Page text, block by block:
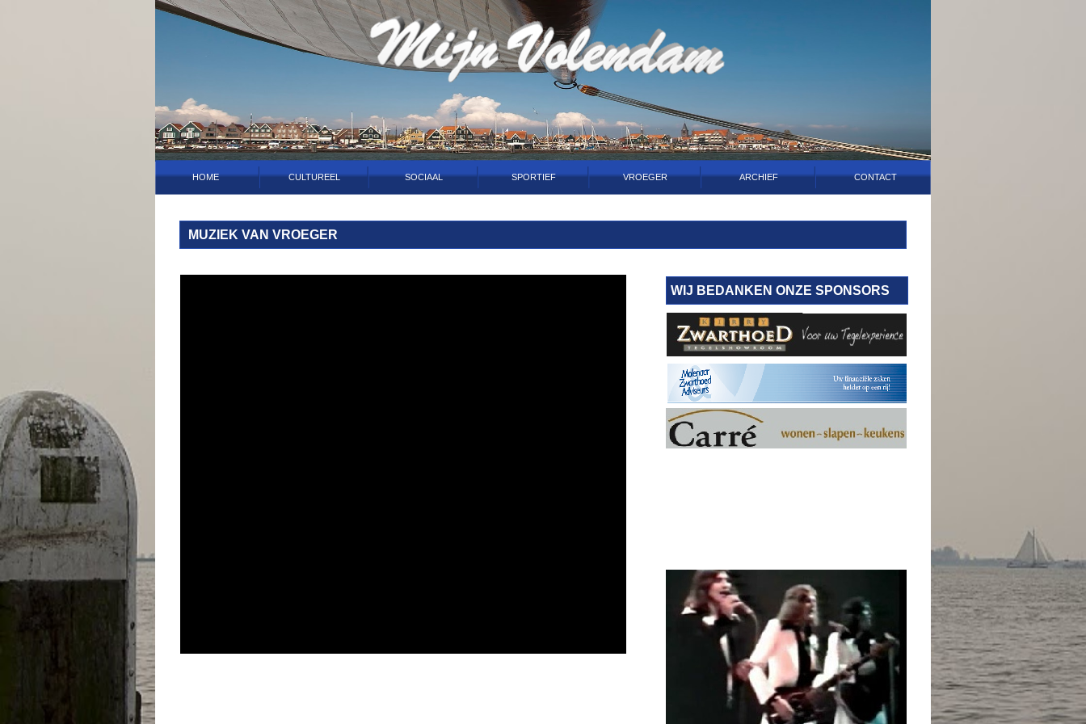
HOME CULTUREEL SOCIAAL SPORTIEF VROEGER ARCHIEF CONTACT
MUZIEK VAN VROEGER
WIJ BEDANKEN ONZE SPONSORS